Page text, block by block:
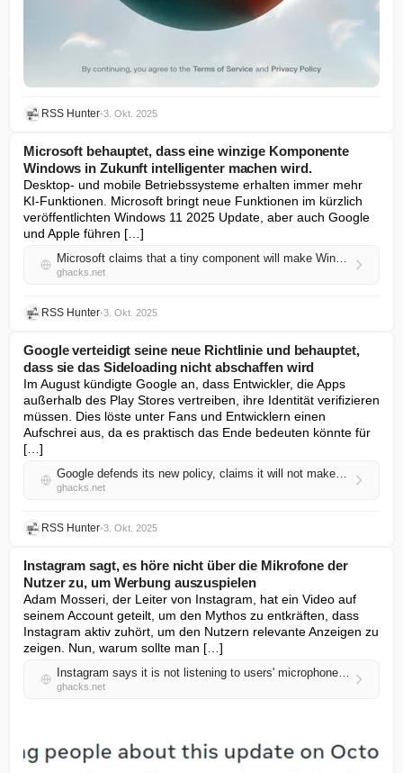
RSS Hunter•3. Okt. 2025
Microsoft behauptet, dass eine winzige Komponente
Windows in Zukunft intelligenter machen wird.
Desktop- und mobile Betriebssysteme erhalten immer mehr
KI-Funktionen. Microsoft bringt neue Funktionen im kürzlich
veröffentlichten Windows 11 2025 Update, aber auch Google
und Apple führen […]
Microsoft claims that a tiny component will make Windows more intelligent in the future
ghacks.net
RSS Hunter•3. Okt. 2025
Google verteidigt seine neue Richtlinie und behauptet,
dass sie das Sideloading nicht abschaffen wird
Im August kündigte Google an, dass Entwickler, die Apps
außerhalb des Play Stores vertreiben, ihre Identität verifizieren
müssen. Dies löste unter Fans und Entwicklern einen
Aufschrei aus, da es praktisch das Ende bedeuten könnte für
[…]
Google defends its new policy, claims it will not make sideloading go away
ghacks.net
RSS Hunter•3. Okt. 2025
Instagram sagt, es höre nicht über die Mikrofone der
Nutzer zu, um Werbung auszuspielen
Adam Mosseri, der Leiter von Instagram, hat ein Video auf
seinem Account geteilt, um den Mythos zu entkräften, dass
Instagram aktiv zuhört, um den Nutzern relevante Anzeigen zu
zeigen. Nun, warum sollte man […]
Instagram says it is not listening to users' microphones to serve ads
ghacks.net